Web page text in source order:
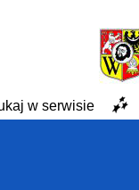
w serwisie